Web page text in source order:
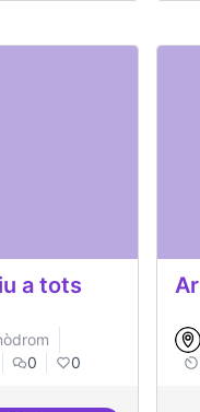
a tots
0 0